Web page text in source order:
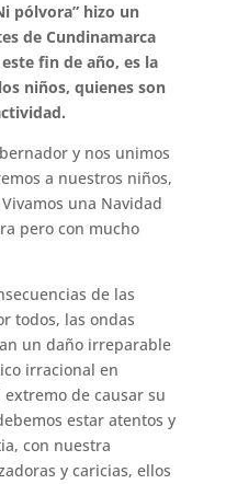
pólvora” hizo un
de Cundinamarca
fin de año, es la
niños, quienes son
y nos unimos
a nuestros niños,
una Navidad
pero con mucho
de las
todos, las ondas
un daño irreparable
irracional en
de causar su
estar atentos y
con nuestra
y caricias, ellos